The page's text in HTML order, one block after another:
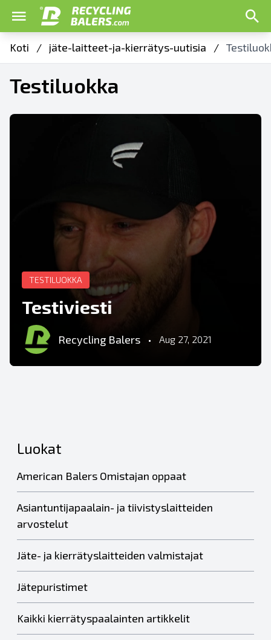
Koti / jäte-laitteet-ja-kierrätys-uutisia /
Testiluokka
TESTILUOKKA
Testiviesti
Recycling Balers • Aug 27, 2021
Luokat
American Balers Omistajan oppaat
Asiantuntijapaalain- ja tiivistyslaitteiden
arvostelut
Jäte- ja kierrätyslaitteiden valmistajat
Jätepuristimet
Kaikki kierrätyspaalainten artikkelit